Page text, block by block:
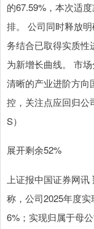
的67.59%，本次适
排。 公司同时释放
务结合已取得实质性
为新增长曲线。 市
清晰的产业进阶方向
控，关注点应回归公
S）
展开剩余52%
上证报中国证券网讯
称，公司2025年度
6%；实现归属于母